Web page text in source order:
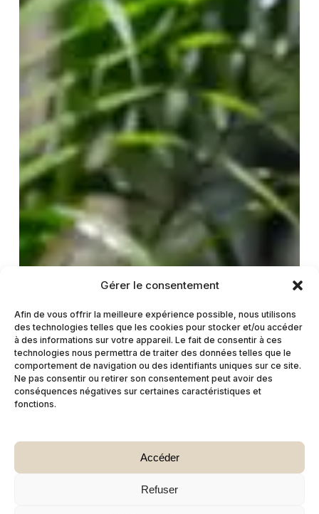
Gérer le consentement
Afin de vous offrir la meilleure expérience possible, nous utilisons
des technologies telles que les cookies pour stocker et/ou accéder
à des informations sur votre appareil. Le fait de consentir à ces
technologies nous permettra de traiter des données telles que le
comportement de navigation ou des identifiants uniques sur ce site.
Ne pas consentir ou retirer son consentement peut avoir des
conséquences négatives sur certaines caractéristiques et
fonctions.
Accéder
Refuser